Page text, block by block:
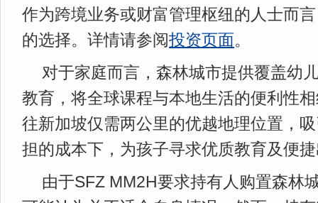
作为跨境业务或财富管理枢纽的人士而
的选择。详情请参阅投资页面。
对于家庭而言，森林城市提供覆盖幼
教育，将全球课程与本地生活的便利性
往新加坡仅需两公里的优越地理位置，
担的成本下，为孩子寻求优质教育及便
由于SFZ MM2H要求持有人购置森林